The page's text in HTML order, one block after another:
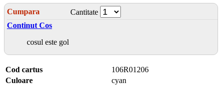
Cumpara
Cantitate
Continut Cos
cosul este gol
Cod cartus
106R01206
Culoare
cyan